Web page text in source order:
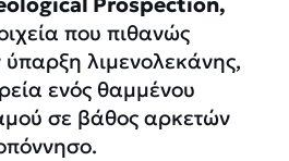
που πιθανώς
ύπαρξη λιμενολεκάνης,
ενός θαμμένου
σε βάθος αρκετών